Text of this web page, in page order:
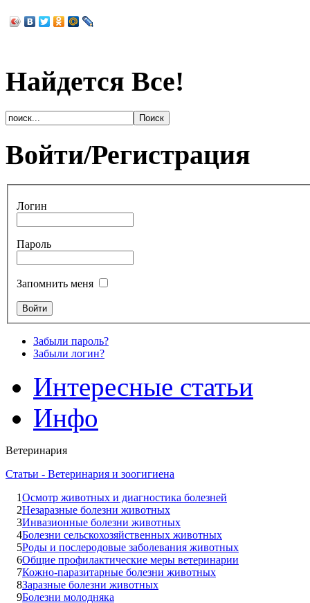
Найдется Все!
Войти/Регистрация
Логин
Пароль
Запомнить меня
Забыли пароль?
Забыли логин?
Интересные статьи
Инфо
Ветеринария
Статьи - Ветеринария и зоогигиена
1Осмотр животных и диагностика болезней
2Незаразные болезни животных
3Инвазионные болезни животных
4Болезни сельскохозяйственных животных
5Роды и послеродовые заболевания животных
6Общие профилактические меры ветеринарии
7Кожно-паразитарные болезни животных
8Заразные болезни животных
9Болезни молодняка